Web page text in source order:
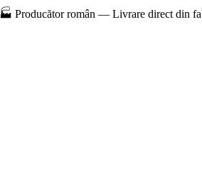
🏭 Producător român — Livrare direct din